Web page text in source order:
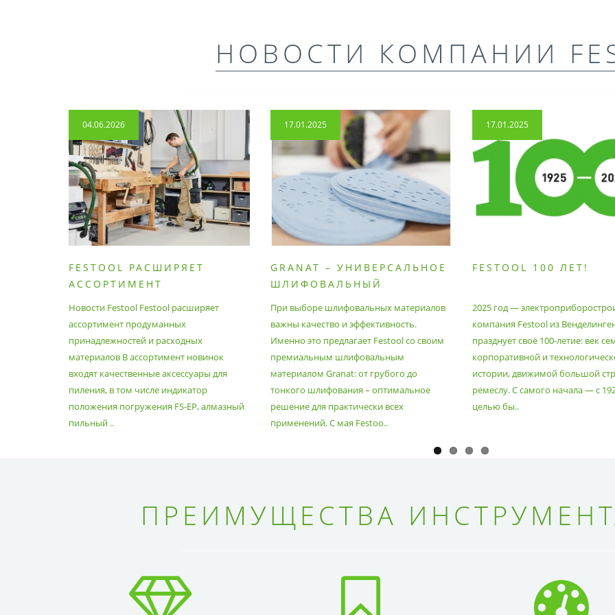
НОВОСТИ КОМПАНИИ
04.06.2026
FESTOOL РАСШИРЯЕТ
АССОРТИМЕНТ
ПРИНАДЛЕЖНОСТЕЙ И
РАСХОДНЫХ МАТЕРИАЛОВ
Новости Festool Festool расширяет
ассортимент продуманных
принадлежностей и расходных
материалов В ассортимент новинок
входят качественные аксессуары для
пиления, в том числе индикатор
положения погружения FS-EP, алмазный
пильный ..
17.01.2025
GRANAT – УНИВЕРСАЛЬНОЕ
ШЛИФОВАЛЬНЫЙ
При выборе шлифовальных материалов
важны качество и эффективность.
Именно это предлагает Festool со своим
премиальным шлифовальным
материалом Granat: от грубого до
тонкого шлифования – оптимальное
решение для практически всех
применений. С мая Festoo..
17.01.2025
FESTOOL 100 ЛЕТ!
2025 год —
компания Festool из
празднует своё 100-летие: век
корпоративной и
истории, движимой большой
ремеслу. С самого начала — с
целью бы..
ПРЕИМУЩЕСТВА ИНСТРУМЕНТА